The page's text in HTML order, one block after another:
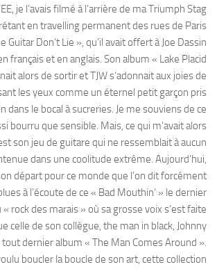
je l’avais filmé à l’arrière de ma Triumph Stag
en travelling permanent des rues de Paris
Guitar Don’t Lie », qu’il avait offert à Joe Dassin
français et en anglais. Son album « Lake Placid
alors de sortir et TJW s’adonnait aux joies de
les yeux comme un éternel petit garçon pris
dans le bocal à sucreries. Je me souviens de ce
bourru que sensible. Mais, ce qui m’avait alors
son jeu de guitare qui ne ressemblait à aucun
dans une coolitude extrême. Aujourd’hui,
départ pour ce monde que l’on dit forcément
à l’écoute de ce « Bad Mouthin’ » le dernier
« rock des marais » où sa grosse voix s’est faite
celle de son collègue, the man in black, Johnny
tout dernier album « The Man Comes Around ».
boucler la boucle de son art, cette collection